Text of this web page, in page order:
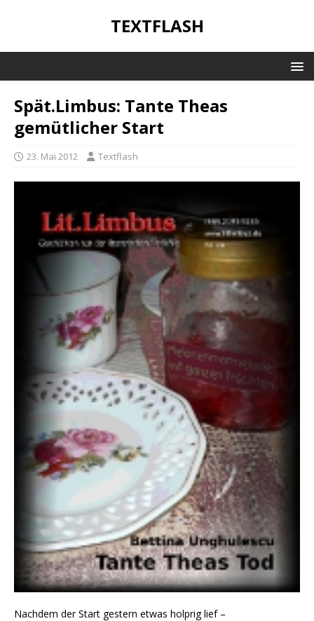
TEXTFLASH
Spät.Limbus: Tante Theas
gemütlicher Start
23. Mai 2012 Textflash
Nachdem der Start gestern etwas holprig lief –